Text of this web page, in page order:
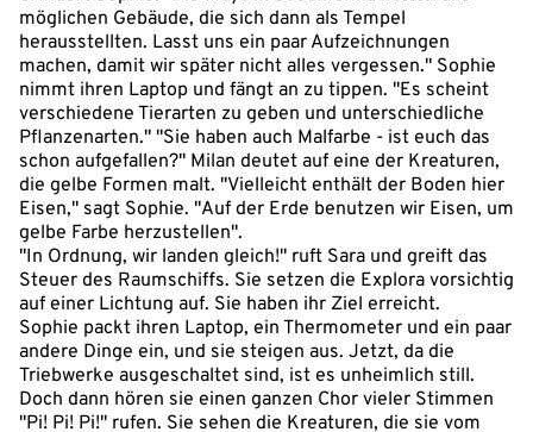
möglichen Gebäude, die sich dann als Tempel
herausstellten. Lasst uns ein paar Aufzeichnungen
machen, damit wir später nicht alles vergessen." Sophie
nimmt ihren Laptop und fängt an zu tippen. "Es scheint
verschiedene Tierarten zu geben und unterschiedliche
Pflanzenarten." "Sie haben auch Malfarbe - ist euch das
schon aufgefallen?" Milan deutet auf eine der Kreaturen,
die gelbe Formen malt. "Vielleicht enthält der Boden hier
Eisen," sagt Sophie. "Auf der Erde benutzen wir Eisen, um
gelbe Farbe herzustellen".
"In Ordnung, wir landen gleich!" ruft Sara und greift das
Steuer des Raumschiffs. Sie setzen die Explora vorsichtig
auf einer Lichtung auf. Sie haben ihr Ziel erreicht.
Sophie packt ihren Laptop, ein Thermometer und ein paar
andere Dinge ein, und sie steigen aus. Jetzt, da die
Triebwerke ausgeschaltet sind, ist es unheimlich still.
Doch dann hören sie einen ganzen Chor vieler Stimmen
"Pi! Pi! Pi!" rufen. Sie sehen die Kreaturen, die sie vom